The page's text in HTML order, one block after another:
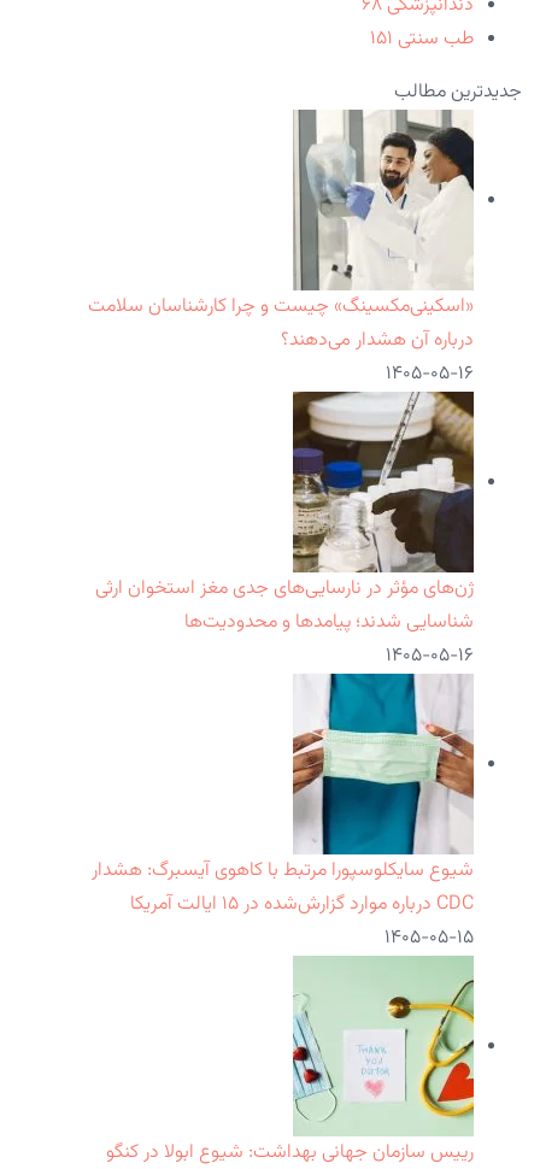
طب سنتی ۱۵۱
جدیدترین مطالب
«اسکینی‌مکسینگ» چیست و چرا کارشناسان سلامت
درباره آن هشدار می‌دهند؟
۱۴۰۵-۰۵-۱۶
ژن‌های مؤثر در نارسایی‌های جدی مغز استخوان ارثی
شناسایی شدند؛ پیامدها و محدودیت‌ها
۱۴۰۵-۰۵-۱۶
شیوع سایکلوسپورا مرتبط با کاهوی آیسبرگ: هشدار
CDC درباره موارد گزارش‌شده در ۱۵ ایالت آمریکا
۱۴۰۵-۰۵-۱۵
رییس سازمان جهانی بهداشت: شیوع ابولا در کنگو